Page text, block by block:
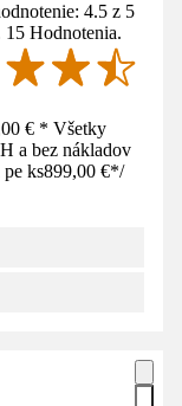
4.5 z 5
Hodnotenia.
€ * Všetky
a bez nákladov
pe ks899,00 €*/